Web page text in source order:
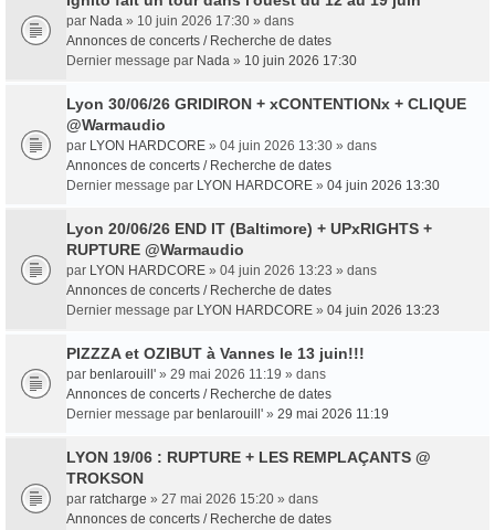
par Nada » 10 juin 2026 17:30 » dans
Annonces de concerts / Recherche de dates
Dernier message par Nada » 10 juin 2026 17:30
Lyon 30/06/26 GRIDIRON + xCONTENTIONx + CLIQUE
@Warmaudio
par LYON HARDCORE » 04 juin 2026 13:30 » dans
Annonces de concerts / Recherche de dates
Dernier message par LYON HARDCORE » 04 juin 2026 13:30
Lyon 20/06/26 END IT (Baltimore) + UPxRIGHTS +
RUPTURE @Warmaudio
par LYON HARDCORE » 04 juin 2026 13:23 » dans
Annonces de concerts / Recherche de dates
Dernier message par LYON HARDCORE » 04 juin 2026 13:23
PIZZZA et OZIBUT à Vannes le 13 juin!!!
par benlarouill' » 29 mai 2026 11:19 » dans
Annonces de concerts / Recherche de dates
Dernier message par benlarouill' » 29 mai 2026 11:19
LYON 19/06 : RUPTURE + LES REMPLAÇANTS @
TROKSON
par ratcharge » 27 mai 2026 15:20 » dans
Annonces de concerts / Recherche de dates